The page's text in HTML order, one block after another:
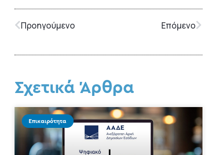
Προηγούμενο Επόμενο
Σχετικά Άρθρα
Επικαιρότητα